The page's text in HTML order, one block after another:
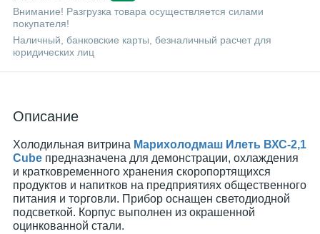
Внимание! Разгрузка товара осуществляется силами
покупателя!
Наличный, банковские карты, безналичный расчет для
юридических лиц
Описание
Холодильная витрина Марихолодмаш Илеть ВХС-2,1
Cube предназначена для демонстрации, охлаждения
и кратковременного хранения скоропортящихся
продуктов и напитков на предприятиях общественного
питания и торговли. Прибор оснащен светодиодной
подсветкой. Корпус выполнен из окрашенной
оцинкованной стали.